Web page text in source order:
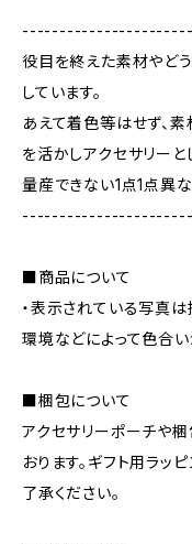
役目を終えた素材やど
しています。
あえて着色等はせず、
を活かしアクセサリーと
量産できない1点1点異
■商品について
・表示されている写真
環境などによって色合
■梱包について
アクセサリーポーチや
おります。ギフト用ラッ
了承ください。